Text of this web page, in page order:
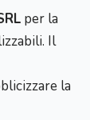
per la
Il
la